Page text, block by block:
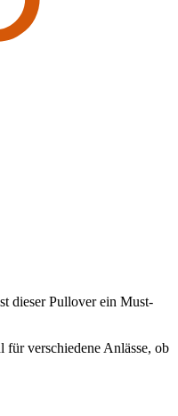
dieser Pullover ein Must-
verschiedene Anlässe, ob